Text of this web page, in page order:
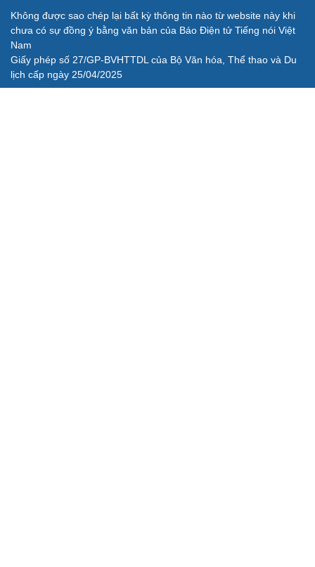
Không được sao chép lại bất kỳ thông tin nào từ website này khi
chưa có sự đồng ý bằng văn bản của Báo Điện tử Tiếng nói Việt
Nam
Giấy phép số 27/GP-BVHTTDL của Bộ Văn hóa, Thể thao và Du
lịch cấp ngày 25/04/2025